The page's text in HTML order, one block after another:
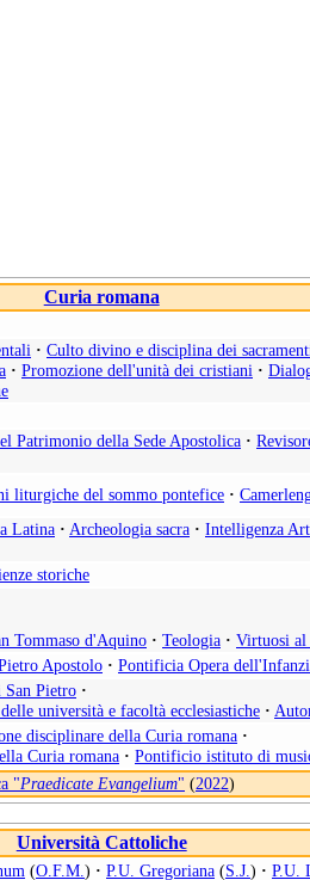
Curia romana
· Culto divino e disciplina dei
· Promozione dell'unità dei cristiani ·
Patrimonio della Sede Apostolica ·
liturgiche del sommo pontefice ·
Latina · Archeologia sacra · Intelligenza
storiche
Tommaso d'Aquino · Teologia · Virtuosi al
Apostolo · Pontificia Opera
San Pietro ·
università e facoltà ecclesiastiche ·
disciplinare della Curia romana ·
Curia romana · Pontificio istituto di
"Praedicate Evangelium" (2022)
Università Cattoliche
(O.F.M.) · P.U. Gregoriana (S.J.) · P.U.